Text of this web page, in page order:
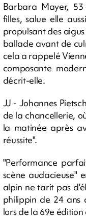
Barbara Mayer,
filles, salue elle
propulsant des
ballade avant de
cela a rappelé
composante
décrit-elle.
JJ - Johannes
de la chancellerie,
la matinée après
réussite".
"Performance
scène audacieuse"
alpin ne tarit pas
philippin de 24 ans
lors de la 69e